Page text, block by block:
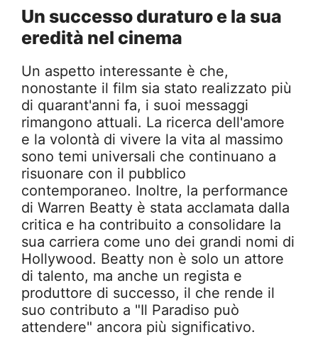
Un successo duraturo e la sua
eredità nel cinema
Un aspetto interessante è che,
nonostante il film sia stato realizzato più
di quarant'anni fa, i suoi messaggi
rimangono attuali. La ricerca dell'amore
e la volontà di vivere la vita al massimo
sono temi universali che continuano a
risuonare con il pubblico
contemporaneo. Inoltre, la performance
di Warren Beatty è stata acclamata dalla
critica e ha contribuito a consolidare la
sua carriera come uno dei grandi nomi di
Hollywood. Beatty non è solo un attore
di talento, ma anche un regista e
produttore di successo, il che rende il
suo contributo a "Il Paradiso può
attendere" ancora più significativo.